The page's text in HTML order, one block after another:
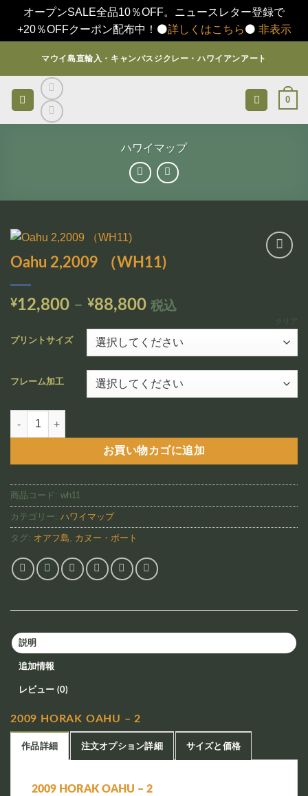
オープンSALE全品10％OFF。ニュースレター登録で
+20％OFFクーポン配布中！⚫️詳しくはこちら⚫️ 非表示
マウイ島直輸入・キャンバスジクレー・ハワイアンアート
0
ハワイマップ
Oahu 2,2009 （WH11)
¥12,800 – ¥88,800価
帯:
¥12,800
–
¥88,800
税込
プリントサイズ
フレーム加工
クリア
Oahu 2,2009 （WH11)個
お買い物カゴに追加
商品コード: wh11
カテゴリー: ハワイマップ
タグ: オアフ島, カヌー・ボート
説明
追加情報
レビュー (0)
2009 HORAK OAHU – 2
作品詳細 注文オプション詳細 サイズと価格
2009 HORAK OAHU – 2